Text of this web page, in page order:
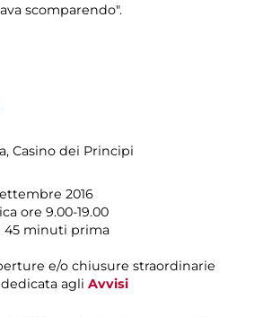
scomparendo".
, Casino dei Principi
2016
ore 9.00-19.00
45 minuti prima
e/o chiusure straordinarie
agli Avvisi